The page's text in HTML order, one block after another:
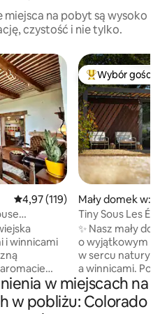
miejsca na pobyt są wysoko
czystość i nie tylko.
Wybór gości
Średnia ocena: 4,97 na 5, liczba
4,97 (119)
i winnicami
na
się na
Wybór gości
Mały domek w:
Tiny Sous Les
na Ménerbes
✨ Nasz mały
o wyjątkowym
w sercu natury
a winnicami.
w samym sercu
wyjątkowe
szczególnie o
w miejscach na
w pobliżu: Colorado